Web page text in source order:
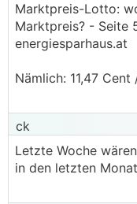
Marktpreis-Lotto:
Marktpreis? - Seite
energiesparhaus.at
Nämlich: 11,47 Cent
ck
Letzte Woche
in den letzten